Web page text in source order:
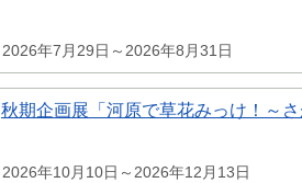
2026年7月29日～2026年8月31日
秋期企画展「河原で草花みっけ！～
2026年10月10日～2026年12月13日